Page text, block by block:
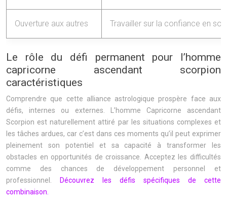
Ouverture aux autres Travailler sur la confiance en soi
Le rôle du défi permanent pour l’homme
capricorne ascendant scorpion
caractéristiques
Comprendre que cette alliance astrologique prospère face aux
défis, internes ou externes. L’homme Capricorne ascendant
Scorpion est naturellement attiré par les situations complexes et
les tâches ardues, car c’est dans ces moments qu’il peut exprimer
pleinement son potentiel et sa capacité à transformer les
obstacles en opportunités de croissance. Acceptez les difficultés
comme des chances de développement personnel et
professionnel.
Découvrez les défis spécifiques de cette
combinaison.